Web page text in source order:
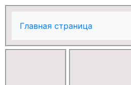
Главная страница